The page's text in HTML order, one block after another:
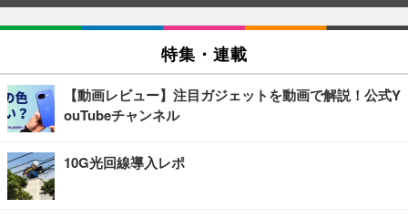
特集・連載
【動画レビュー】注目ガジェットを動画で解説！公式Y
ouTubeチャンネル
10G光回線導入レポ